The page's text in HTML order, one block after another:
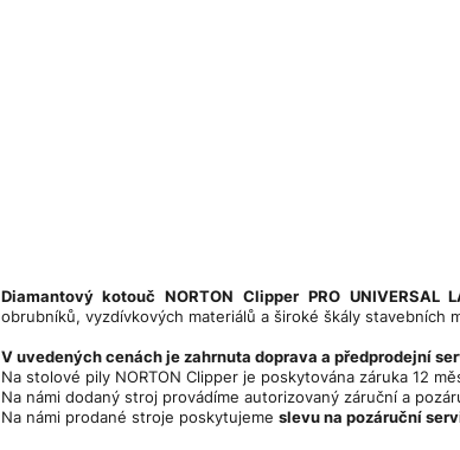
Diamantový kotouč NORTON Clipper PRO UNIVERSAL
obrubníků, vyzdívkových materiálů a široké škály stavebních
V uvedených cenách je zahrnuta doprava a předprodejní
Na stolové pily NORTON Clipper je poskytována záruka 12
Na námi dodaný stroj provádíme autorizovaný záruční a
Na námi prodané stroje poskytujeme slevu na pozáruční